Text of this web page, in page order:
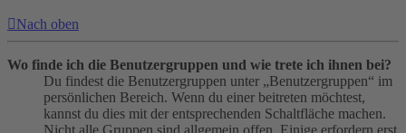
Nach oben
Wo finde ich die Benutzergruppen und wie trete ich ihnen bei?
Du findest die Benutzergruppen unter „Benutzergruppen“ im
persönlichen Bereich. Wenn du einer beitreten möchtest,
kannst du dies mit der entsprechenden Schaltfläche machen.